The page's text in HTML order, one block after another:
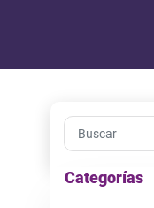
Categorías